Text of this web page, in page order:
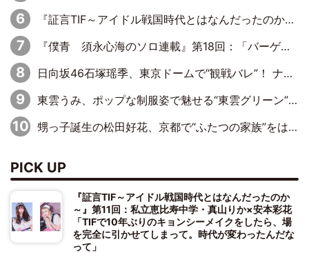
『証言TIF～アイドル戦国時代とはなんだったのか～』第11回：私立恵比寿中学・真山りか×安本彩花「TIFで10年ぶりのキョンシーメイクをしたら、場を完全に引かせてしまって。時代が変わったんだなって」
『僕青 須永心海のソロ連載』第18回：「バーゲンセールハンターみうな inしまむら」編
日向坂46石塚瑶季、東京ドームで“観戦バレ”！ ナイツ・塙も認めた「巨人に詳しすぎるアイドル」は元VENUSスクール生で杉内コーチ推し⁉
東雲うみ、ポップな制服姿で魅せる“東雲グリーン”の正体
甥っ子誕生の松田好花、京都で“ふたつの家族”をはしご！ “母”黒谷友香に見送られ、“父”松岡昌宏とはハシゴ酒
PICK UP
『証言TIF～アイドル戦国時代とはなんだったのか
～』第11回：私立恵比寿中学・真山りか×安本彩花
「TIFで10年ぶりのキョンシーメイクをしたら、場
を完全に引かせてしまって。時代が変わったんだな
って」